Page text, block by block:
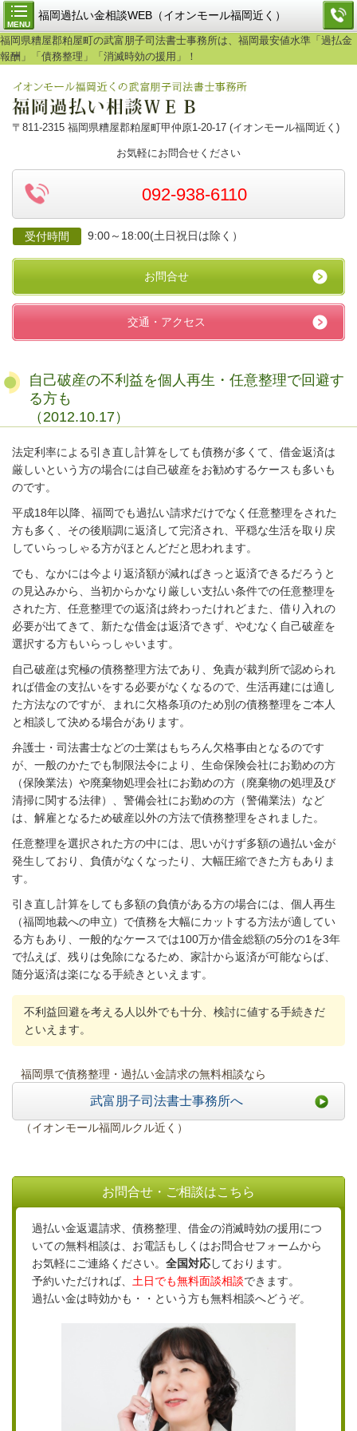
MENU
福岡過払い金相談WEB（イオンモール福岡近く）
福岡県糟屋郡粕屋町の武富朋子司法書士事務所は、福岡最安値水準「過払金
報酬」「債務整理」「消滅時効の援用」！
〒811-2315 福岡県糟屋郡粕屋町甲仲原1-20-17 (イオンモール福岡近く)
お気軽にお問合せください
092-938-6110
受付時間 9:00～18:00(土日祝日は除く）
お問合せ
交通・アクセス
自己破産の不利益を個人再生・任意整理で回避す
る方も
（2012.10.17）
法定利率による引き直し計算をしても債務が多くて、借金返済は
厳しいという方の場合には自己破産をお勧めするケースも多いも
のです。
平成18年以降、福岡でも過払い請求だけでなく任意整理をされた
方も多く、その後順調に返済して完済され、平穏な生活を取り戻
していらっしゃる方がほとんどだと思われます。
でも、なかには今より返済額が減ればきっと返済できるだろうと
の見込みから、当初からかなり厳しい支払い条件での任意整理を
された方、任意整理での返済は終わったけれどまた、借り入れの
必要が出てきて、新たな借金は返済できず、やむなく自己破産を
選択する方もいらっしゃいます。
自己破産は究極の債務整理方法であり、免責が裁判所で認められ
れば借金の支払いをする必要がなくなるので、生活再建には適し
た方法なのですが、まれに欠格条項のため別の債務整理をご本人
と相談して決める場合があります。
弁護士・司法書士などの士業はもちろん欠格事由となるのです
が、一般のかたでも制限法令により、生命保険会社にお勤めの方
（保険業法）や廃棄物処理会社にお勤めの方（廃棄物の処理及び
清掃に関する法律）、警備会社にお勤めの方（警備業法）など
は、解雇となるため破産以外の方法で債務整理をされました。
任意整理を選択された方の中には、思いがけず多額の過払い金が
発生しており、負債がなくなったり、大幅圧縮できた方もありま
す。
引き直し計算をしても多額の負債がある方の場合には、個人再生
（福岡地裁への申立）で債務を大幅にカットする方法が適してい
る方もあり、一般的なケースでは100万か借金総額の5分の1を3年
で払えば、残りは免除になるため、家計から返済が可能ならば、
随分返済は楽になる手続きといえます。
不利益回避を考える人以外でも十分、検討に値する手続きだ
といえます。
福岡県で債務整理・過払い金請求の無料相談なら
武富朋子司法書士事務所へ
（イオンモール福岡ルクル近く）
お問合せ・ご相談はこちら
過払い金返還請求、債務整理、借金の消滅時効の援用につ
いての無料相談は、お電話もしくはお問合せフォームから
お気軽にご連絡ください。 全国対応しております。
予約いただければ、 土日でも無料面談相談できます。
過払い金は時効かも・・という方も無料相談へどうぞ。